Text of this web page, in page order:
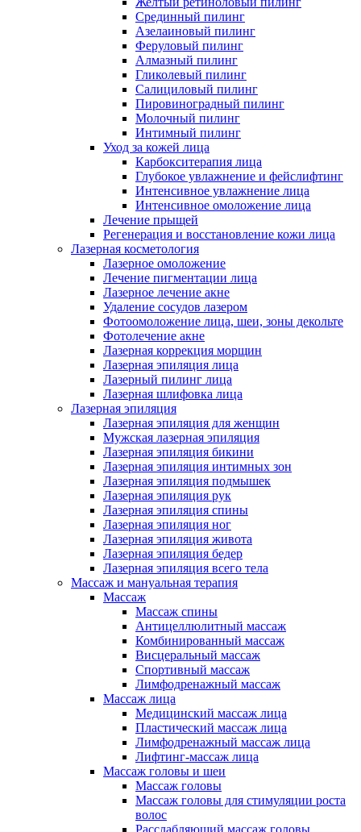
Срединный пилинг
Азелаиновый пилинг
Феруловый пилинг
Алмазный пилинг
Гликолевый пилинг
Салициловый пилинг
Пировиноградный пилинг
Молочный пилинг
Интимный пилинг
Уход за кожей лица
Карбокситерапия лица
Глубокое увлажнение и фейслифтинг
Интенсивное увлажнение лица
Интенсивное омоложение лица
Лечение прыщей
Регенерация и восстановление кожи лица
Лазерная косметология
Лазерное омоложение
Лечение пигментации лица
Лазерное лечение акне
Удаление сосудов лазером
Фотоомоложение лица, шеи, зоны декольте
Фотолечение акне
Лазерная коррекция морщин
Лазерная эпиляция лица
Лазерный пилинг лица
Лазерная шлифовка лица
Лазерная эпиляция
Лазерная эпиляция для женщин
Мужская лазерная эпиляция
Лазерная эпиляция бикини
Лазерная эпиляция интимных зон
Лазерная эпиляция подмышек
Лазерная эпиляция рук
Лазерная эпиляция спины
Лазерная эпиляция ног
Лазерная эпиляция живота
Лазерная эпиляция бедер
Лазерная эпиляция всего тела
Массаж и мануальная терапия
Массаж
Массаж спины
Антицеллюлитный массаж
Комбинированный массаж
Висцеральный массаж
Спортивный массаж
Лимфодренажный массаж
Массаж лица
Медицинский массаж лица
Пластический массаж лица
Лимфодренажный массаж лица
Лифтинг-массаж лица
Массаж головы и шеи
Массаж головы
Массаж головы для стимуляции роста
волос
Расслабляющий массаж головы